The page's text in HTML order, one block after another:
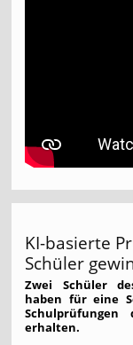
KI-basierte
Schüler
Zwei Schüler
haben für eine
Schulprüfungen
erhalten.